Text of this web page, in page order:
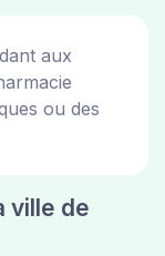
aux
ou des
ville de